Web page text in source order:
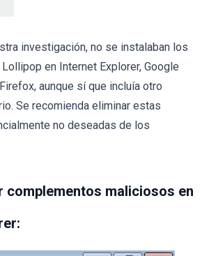
investigación, no se instalaban los
en Internet Explorer, Google
aunque sí que incluía otro
Se recomienda eliminar estas
no deseadas de los
complementos maliciosos en